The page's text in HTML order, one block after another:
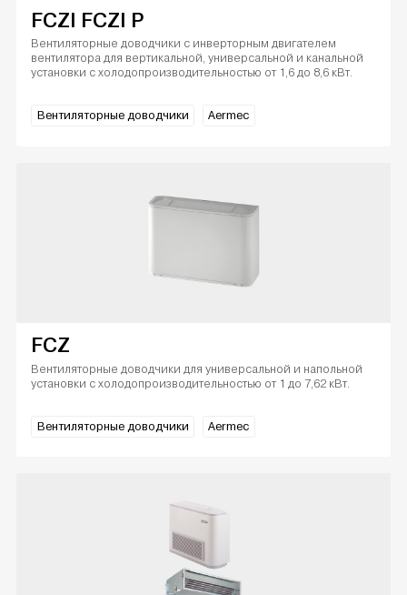
FCZI FCZI P
Вентиляторные доводчики с инверторным двигателем
вентилятора для вертикальной, универсальной и канальной
установки с холодопроизводительностью от 1,6 до 8,6 кВт.
Вентиляторные доводчики Aermec
FCZ
Вентиляторные доводчики для универсальной и напольной
установки с холодопроизводительностью от 1 до 7,62 кВт.
Вентиляторные доводчики Aermec